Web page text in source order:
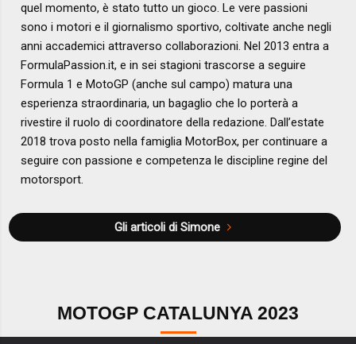
quel momento, è stato tutto un gioco. Le vere passioni
sono i motori e il giornalismo sportivo, coltivate anche negli
anni accademici attraverso collaborazioni. Nel 2013 entra a
FormulaPassion.it, e in sei stagioni trascorse a seguire
Formula 1 e MotoGP (anche sul campo) matura una
esperienza straordinaria, un bagaglio che lo porterà a
rivestire il ruolo di coordinatore della redazione. Dall’estate
2018 trova posto nella famiglia MotorBox, per continuare a
seguire con passione e competenza le discipline regine del
motorsport.
Gli articoli di Simone
MOTOGP CATALUNYA 2023